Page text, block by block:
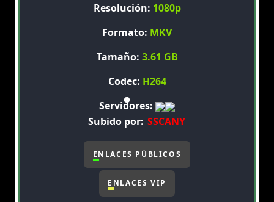
Resolución: 1080p
Formato: MKV
Tamaño: 3.61 GB
Codec: H264
Servidores:
Subido por: SSCANY
ENLACES PÚBLICOS
ENLACES VIP